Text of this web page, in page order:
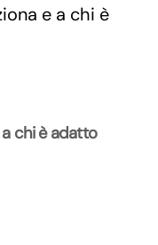
chi è adatto